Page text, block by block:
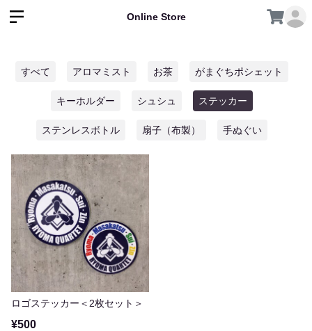
Online Store
すべて アロマミスト お茶 がまぐちポシェット
キーホルダー シュシュ ステッカー
ステンレスボトル 扇子（布製） 手ぬぐい
ロゴステッカー＜2枚セット＞
¥500